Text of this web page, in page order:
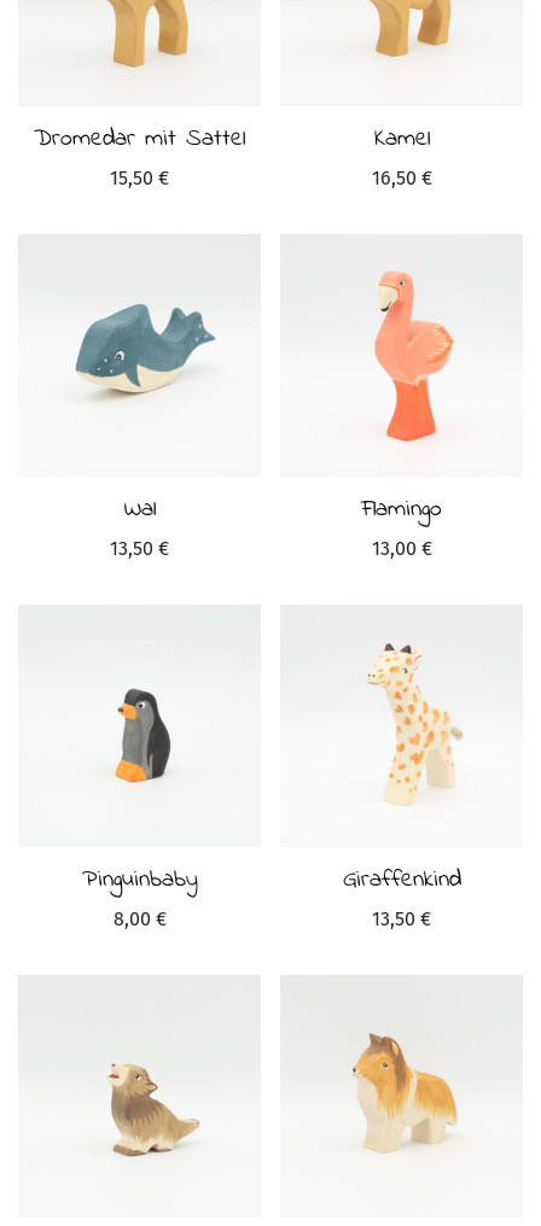
Dromedar mit Sattel
15,50 €
Kamel
16,50 €
Wal
13,50 €
Flamingo
13,00 €
Pinguinbaby
8,00 €
Giraffenkind
13,50 €